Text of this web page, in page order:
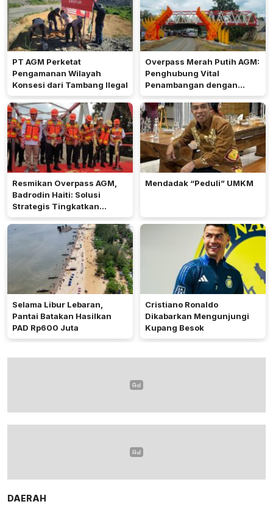
PT AGM Perketat
Pengamanan Wilayah
Konsesi dari Tambang Ilegal
Overpass Merah Putih AGM:
Penghubung Vital
Penambangan dengan
Desain Ekonik
Resmikan Overpass AGM,
Badrodin Haiti: Solusi
Strategis Tingkatkan
Tambang dan Keselamatan
Lalu Lintas
Mendadak “Peduli” UMKM
Selama Libur Lebaran,
Pantai Batakan Hasilkan
PAD Rp600 Juta
Cristiano Ronaldo
Dikabarkan Mengunjungi
Kupang Besok
DAERAH